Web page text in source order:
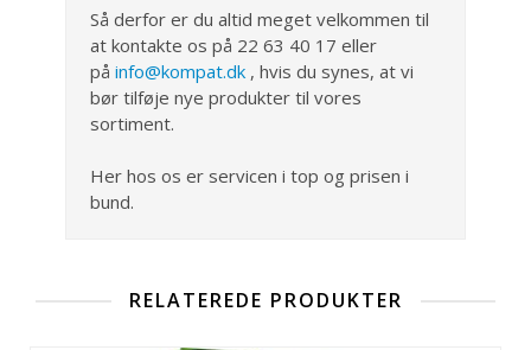
Så derfor er du altid meget velkommen til
at kontakte os på 22 63 40 17 eller
på info@kompat.dk , hvis du synes, at vi
bør tilføje nye produkter til vores
sortiment.
Her hos os er servicen i top og prisen i
bund.
RELATEREDE PRODUKTER